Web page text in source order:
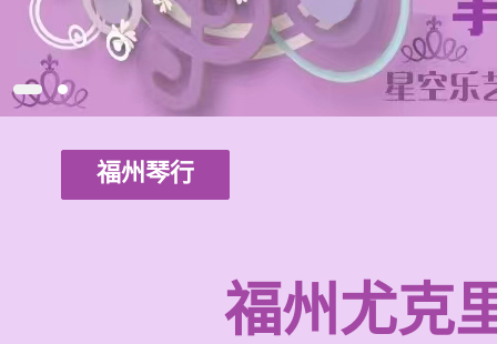
福州琴行
福州尤克